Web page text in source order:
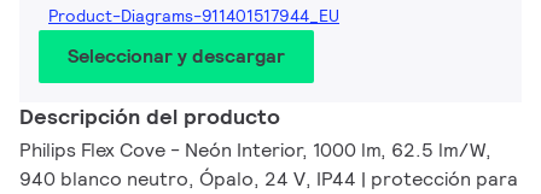
Product-Diagrams-911401517944_EU
Seleccionar y descargar
Descripción del producto
Philips Flex Cove - Neón Interior, 1000 lm, 62.5 lm/W,
940 blanco neutro, Ópalo, 24 V, IP44 | protección para